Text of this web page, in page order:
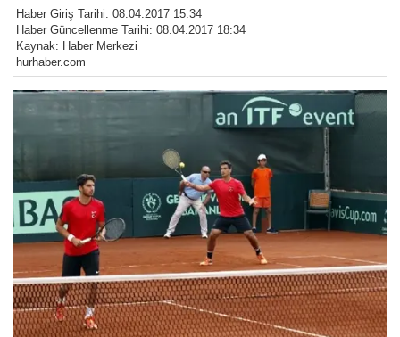
Haber Giriş Tarihi: 08.04.2017 15:34
Haber Güncellenme Tarihi: 08.04.2017 18:34
Kaynak: Haber Merkezi
hurhaber.com